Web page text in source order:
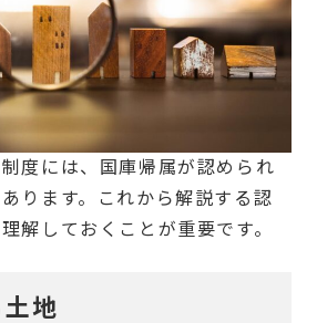
度には、国庫帰属が認められ
ります。これから解説する認
解しておくことが重要です。
地